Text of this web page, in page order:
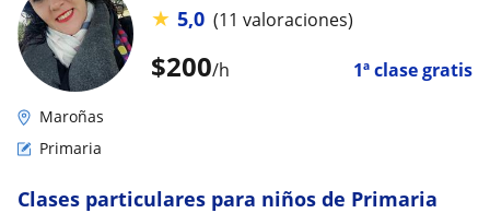
$200/h 1ª clase gratis
★ 5,0 (11 valoraciones)
Maroñas
Primaria
Clases particulares para niños de Primaria